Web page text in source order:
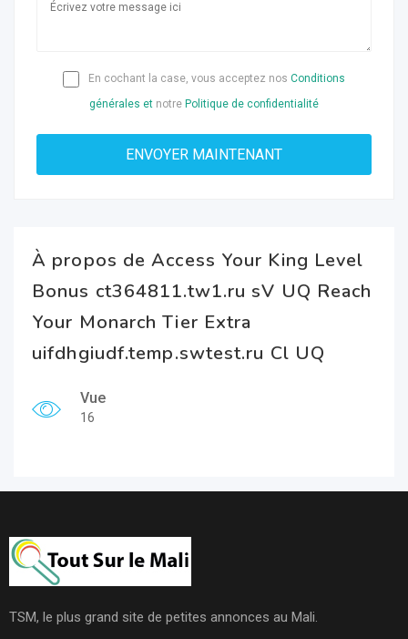
En cochant la case, vous acceptez nos Conditions
générales et notre Politique de confidentialité
À propos de Access Your King Level
Bonus ct364811.tw1.ru sV UQ Reach
Your Monarch Tier Extra
uifdhgiudf.temp.swtest.ru Cl UQ
Vue
16
TSM, le plus grand site de petites annonces au Mali.